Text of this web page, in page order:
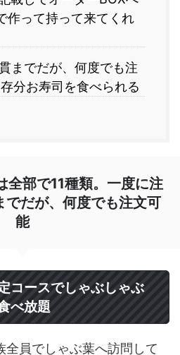
作って持って来てくれ
までだが、何度でも注
分お寿司を食べられる
全部で11種類。一度に注
だが、何度でも注文可
能
コースでしゃぶしゃぶ
べ放題
全員でしゃぶ葉へ訪問して